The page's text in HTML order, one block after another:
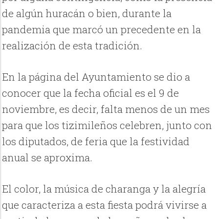
de algún huracán o bien, durante la
pandemia que marcó un precedente en la
realización de esta tradición.
En la página del Ayuntamiento se dio a
conocer que la fecha oficial es el 9 de
noviembre, es decir, falta menos de un mes
para que los tizimileños celebren, junto con
los diputados, de feria que la festividad
anual se aproxima.
El color, la música de charanga y la alegría
que caracteriza a esta fiesta podrá vivirse a